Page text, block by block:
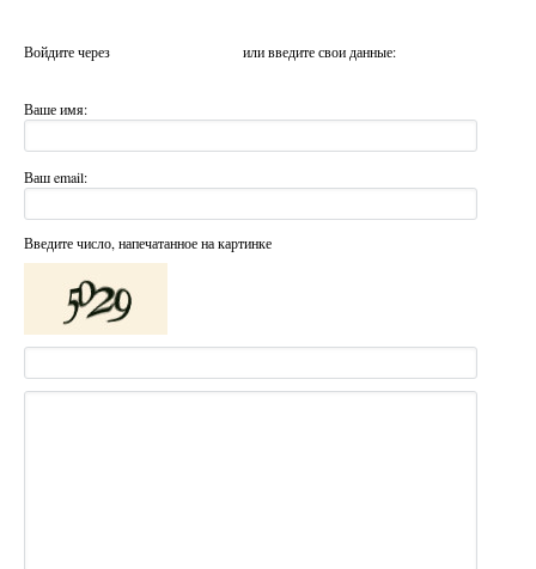
Войдите через или введите свои данные:
Ваше имя:
Ваш email:
Введите число, напечатанное на картинке